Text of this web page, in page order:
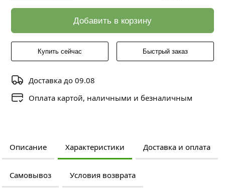
Добавить в корзину
Купить сейчас Быстрый заказ
Доставка до 09.08
Оплата картой, наличными и безналичным
Описание Характеристики Доставка и оплата
Самовывоз Условия возврата